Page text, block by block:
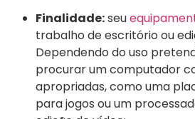
Finalidade:seu
trabalho de escritório ou
Dependendo do uso
procurar um computador
apropriadas, como uma
para jogos ou um